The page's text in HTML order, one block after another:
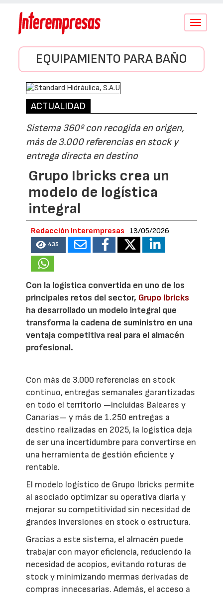
Conmutar
EQUIPAMIENTO PARA BAÑO
ACTUALIDAD
Sistema 360º con recogida en origen,
más de 3.000 referencias en stock y
entrega directa en destino
Grupo Ibricks crea un
modelo de logística
integral
Redacción Interempresas 13/05/2026
435
Con la logística convertida en uno de los
principales retos del sector, Grupo Ibricks
ha desarrollado un modelo integral que
transforma la cadena de suministro en una
ventaja competitiva real para el almacén
profesional.
Con más de 3.000 referencias en stock
continuo, entregas semanales garantizadas
en todo el territorio —incluidas Baleares y
Canarias— y más de 1.250 entregas a
destino realizadas en 2025, la logística deja
de ser una incertidumbre para convertirse en
una herramienta de gestión eficiente y
rentable.
El modelo logístico de Grupo Ibricks permite
al asociado optimizar su operativa diaria y
mejorar su competitividad sin necesidad de
grandes inversiones en stock o estructura.
Gracias a este sistema, el almacén puede
trabajar con mayor eficiencia, reduciendo la
necesidad de acopios, evitando roturas de
stock y minimizando mermas derivadas de
compras innecesarias. Además, el acceso a